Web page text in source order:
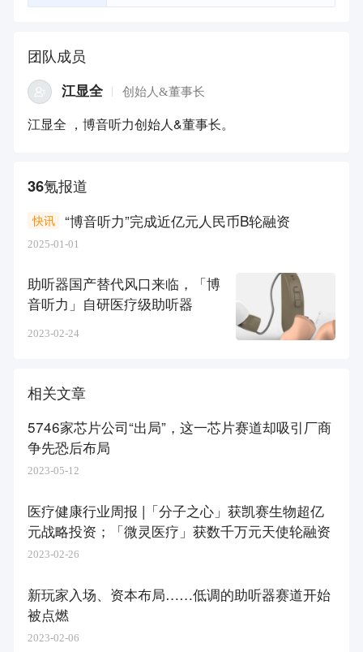
团队成员
江显全 创始人&董事长
江显全 ，博音听力创始人&董事长。
36氪报道
“博音听力”完成近亿元人民币B轮融资
快讯
2025-01-01
助听器国产替代风口来临，「博
音听力」自研医疗级助听器
2023-02-24
相关文章
5746家芯片公司“出局”，这一芯片赛道却吸引厂商
争先恐后布局
2023-05-12
医疗健康行业周报 |「分子之心」获凯赛生物超亿
元战略投资；「微灵医疗」获数千万元天使轮融资
2023-02-26
新玩家入场、资本布局……低调的助听器赛道开始
被点燃
2023-02-06